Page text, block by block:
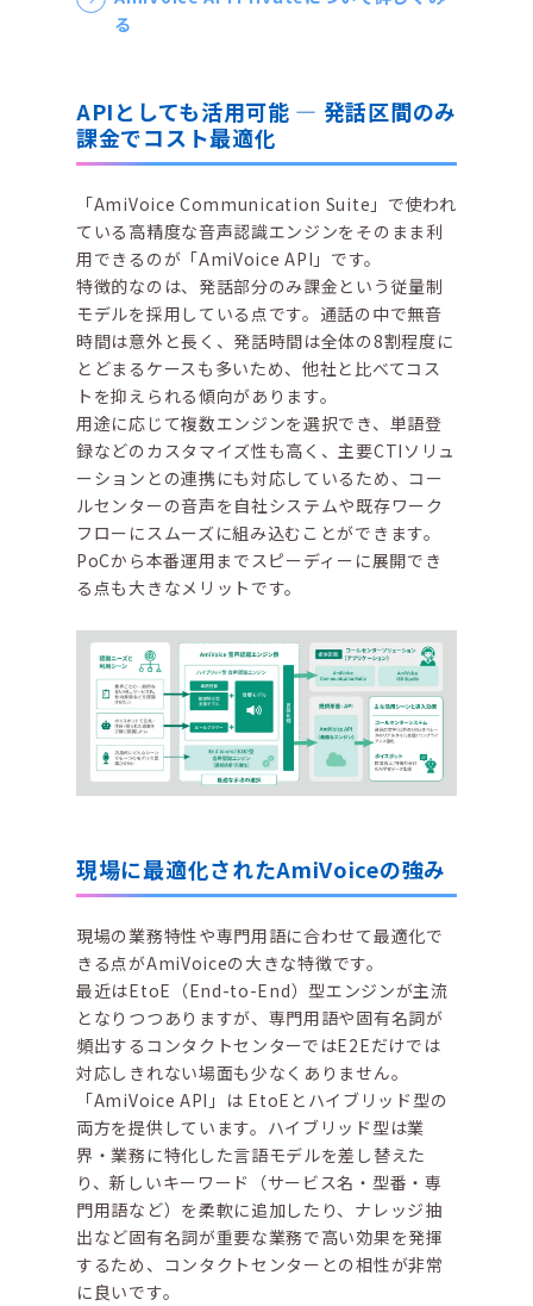
る
APIとしても活用可能 ― 発話区間のみ
課金でコスト最適化
「AmiVoice Communication Suite」で使われ
ている高精度な音声認識エンジンをそのまま利
用できるのが「AmiVoice API」です。
特徴的なのは、発話部分のみ課金という従量制
モデルを採用している点です。通話の中で無音
時間は意外と長く、発話時間は全体の8割程度に
とどまるケースも多いため、他社と比べてコス
トを抑えられる傾向があります。
用途に応じて複数エンジンを選択でき、単語登
録などのカスタマイズ性も高く、主要CTIソリュ
ーションとの連携にも対応しているため、コー
ルセンターの音声を自社システムや既存ワーク
フローにスムーズに組み込むことができます。
PoCから本番運用までスピーディーに展開でき
る点も大きなメリットです。
現場に最適化されたAmiVoiceの強み
現場の業務特性や専門用語に合わせて最適化で
きる点がAmiVoiceの大きな特徴です。
最近はEtoE（End-to-End）型エンジンが主流
となりつつありますが、専門用語や固有名詞が
頻出するコンタクトセンターではE2Eだけでは
対応しきれない場面も少なくありません。
「AmiVoice API」は EtoEとハイブリッド型の
両方を提供しています。ハイブリッド型は業
界・業務に特化した言語モデルを差し替えた
り、新しいキーワード（サービス名・型番・専
門用語など）を柔軟に追加したり、ナレッジ抽
出など固有名詞が重要な業務で高い効果を発揮
するため、コンタクトセンターとの相性が非常
に良いです。